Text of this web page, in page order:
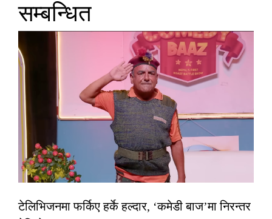
सम्बन्धित
टेलिभिजनमा फर्किए हर्के हल्दार, ‘कमेडी बाज’मा निरन्तर